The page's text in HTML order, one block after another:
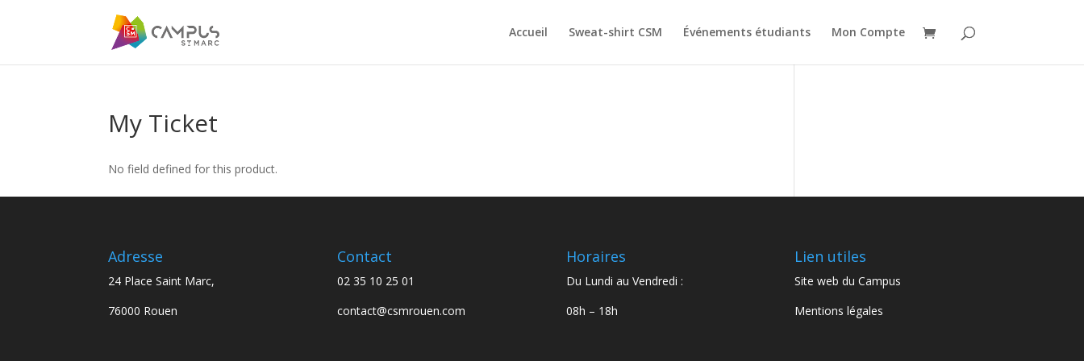
Accueil Sweat-shirt CSM Événements étudiants Mon Compte
My Ticket
No field defined for this product.
Adresse
24 Place Saint Marc,
76000 Rouen
Contact
02 35 10 25 01
contact@csmrouen.com
Horaires
Du Lundi au Vendredi :
08h – 18h
Lien utiles
Site web du Campus
Mentions légales